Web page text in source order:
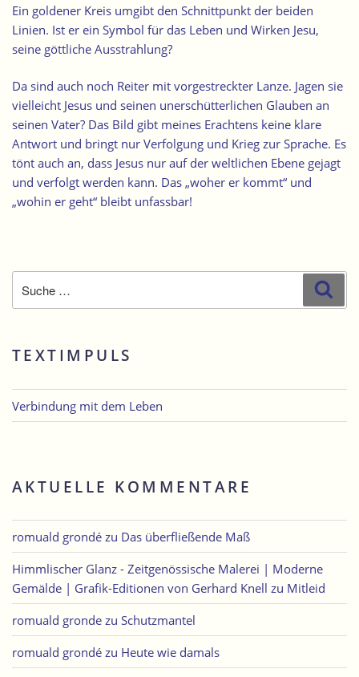
Ein goldener Kreis umgibt den Schnittpunkt der beiden
Linien. Ist er ein Symbol für das Leben und Wirken Jesu,
seine göttliche Ausstrahlung?
Da sind auch noch Reiter mit vorgestreckter Lanze. Jagen sie
vielleicht Jesus und seinen unerschütterlichen Glauben an
seinen Vater? Das Bild gibt meines Erachtens keine klare
Antwort und bringt nur Verfolgung und Krieg zur Sprache. Es
tönt auch an, dass Jesus nur auf der weltlichen Ebene gejagt
und verfolgt werden kann. Das „woher er kommt“ und
„wohin er geht“ bleibt unfassbar!
nach:
TEXTIMPULS
Verbindung mit dem Leben
AKTUELLE KOMMENTARE
romuald grondé zu Das überfließende Maß
Himmlischer Glanz - Zeitgenössische Malerei | Moderne
Gemälde | Grafik-Editionen von Gerhard Knell zu Mitleid
romuald gronde zu Schutzmantel
romuald grondé zu Heute wie damals